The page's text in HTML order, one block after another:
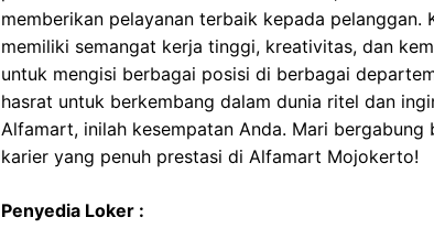
memberikan pelayanan terbaik kepada pelanggan.
memiliki semangat kerja tinggi, kreativitas, dan
untuk mengisi berbagai posisi di berbagai
hasrat untuk berkembang dalam dunia ritel dan
Alfamart, inilah kesempatan Anda. Mari bergabung
karier yang penuh prestasi di Alfamart Mojokerto!
Penyedia Loker :